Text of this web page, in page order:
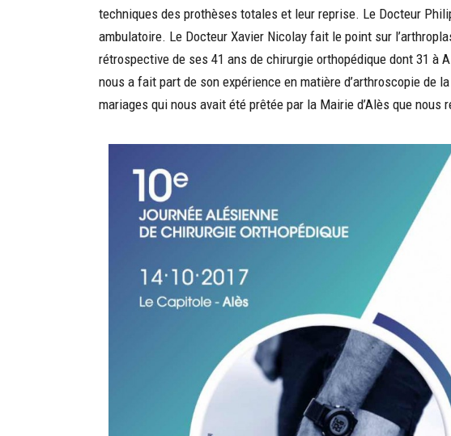
techniques des prothèses totales et leur reprise. Le Docteur
ambulatoire. Le Docteur Xavier Nicolay fait le point sur
rétrospective de ses 41 ans de chirurgie orthopédique dont 31
nous a fait part de son expérience en matière d’arthroscopie de
mariages qui nous avait été prêtée par la Mairie d’Alès que nous